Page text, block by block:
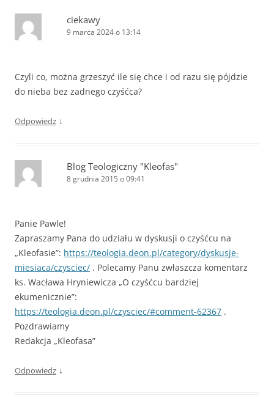
ciekawy
9 marca 2024 o 13:14
Czyli co, można grzeszyć ile się chce i od razu się pójdzie
do nieba bez zadnego czyśćca?
Odpowiedz ↓
Blog Teologiczny "Kleofas"
8 grudnia 2015 o 09:41
Panie Pawle!
Zapraszamy Pana do udziału w dyskusji o czyśćcu na
„Kleofasie”: https://teologia.deon.pl/category/dyskusje-
miesiaca/czysciec/ . Polecamy Panu zwłaszcza komentarz
ks. Wacława Hryniewicza „O czyśćcu bardziej
ekumenicznie”:
https://teologia.deon.pl/czysciec/#comment-62367 .
Pozdrawiamy
Redakcja „Kleofasa”
Odpowiedz ↓